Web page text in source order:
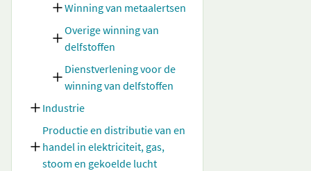
Winning van metaalertsen
Overige winning van
delfstoffen
Dienstverlening voor de
winning van delfstoffen
Industrie
Productie en distributie van en
handel in elektriciteit, gas,
stoom en gekoelde lucht